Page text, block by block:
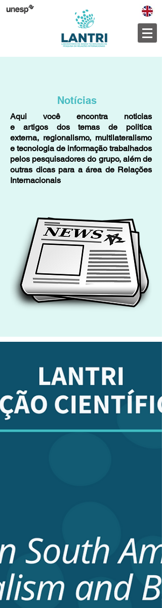
Notícias
Aqui você encontra noticias
e artigos dos temas de politica
externa, regionalismo, multilateralismo
e tecnologia de informação trabalhados
pelos pesquisadores do grupo, além de
outras dicas para a área de Relações
Internacionais